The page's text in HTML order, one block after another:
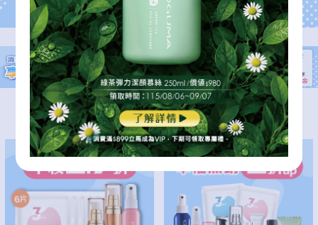
逆齡修護肌底 本檔熱銷